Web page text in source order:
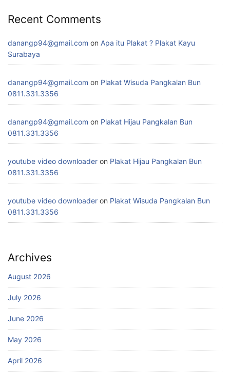
Recent Comments
danangp94@gmail.com on Apa itu Plakat ? Plakat Kayu
Surabaya
danangp94@gmail.com on Plakat Wisuda Pangkalan Bun
0811.331.3356
danangp94@gmail.com on Plakat Hijau Pangkalan Bun
0811.331.3356
youtube video downloader on Plakat Hijau Pangkalan Bun
0811.331.3356
youtube video downloader on Plakat Wisuda Pangkalan Bun
0811.331.3356
Archives
August 2026
July 2026
June 2026
May 2026
April 2026